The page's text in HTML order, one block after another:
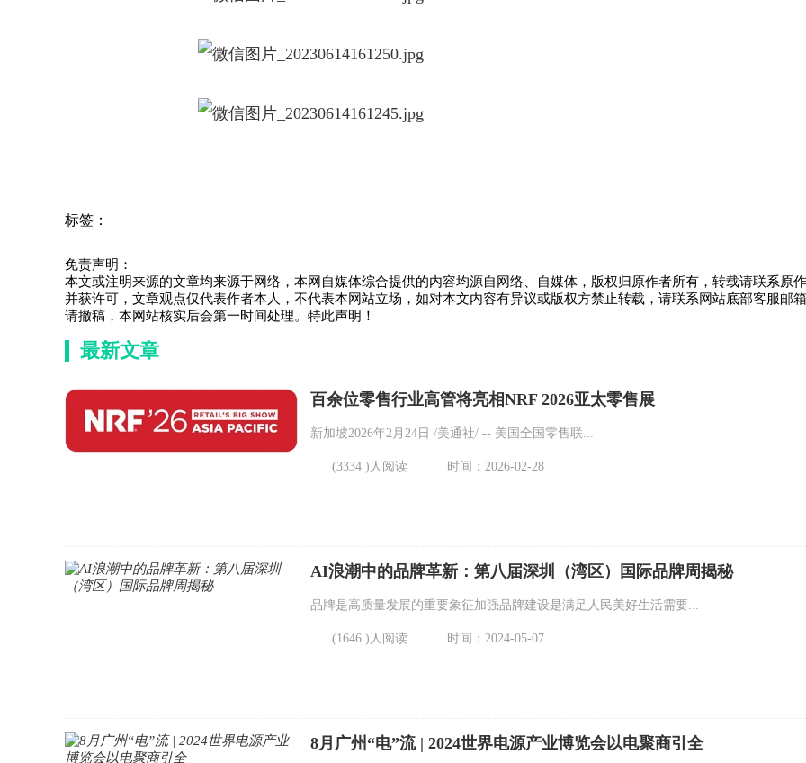
标签：
免责声明：
本文或注明来源的文章均来源于网络，本网自媒体综合提供的内容均源自网络、自媒体，版权归原作者所有，转载请联系原
并获许可，文章观点仅代表作者本人，不代表本网站立场，如对本文内容有异议或版权方禁止转载，请联系网站底部客服邮
请撤稿，本网站核实后会第一时间处理。特此声明！
最新文章
百余位零售行业高管将亮相NRF 2026亚太零售展
新加坡2026年2月24日 /美通社/ -- 美国全国零售联...
(3334 )人阅读 时间：2026-02-28
AI浪潮中的品牌革新：第八届深圳（湾区）国际品牌周揭秘
品牌是高质量发展的重要象征加强品牌建设是满足人民美好生活需要...
(1646 )人阅读 时间：2024-05-07
8月广州“电”流 | 2024世界电源产业博览会以电聚商引全